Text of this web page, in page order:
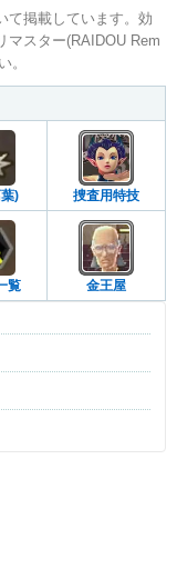
て掲載しています。効
マスター(RAIDOU Rem
。
) 捜査用特技
覧 金王屋